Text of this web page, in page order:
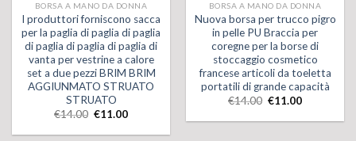
BORSA A MANO DA DONNA
I produttori forniscono sacca
per la paglia di paglia di paglia
di paglia di paglia di paglia di
vanta per vestrine a calore
set a due pezzi BRIM BRIM
AGGIUNMATO STRUATO
STRUATO
€14.00 €11.00
BORSA A MANO DA DONNA
Nuova borsa per trucco pigro
in pelle PU Braccia per
coregne per la borse di
stoccaggio cosmetico
francese articoli da toeletta
portatili di grande capacità
€14.00 €11.00